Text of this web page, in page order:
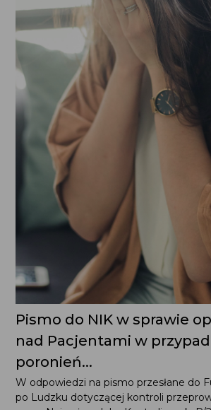
Pismo do NIK w sprawie
nad Pacjentami w
poronień...
W odpowiedzi na pismo przesłane do
po Ludzku dotyczącej kontroli